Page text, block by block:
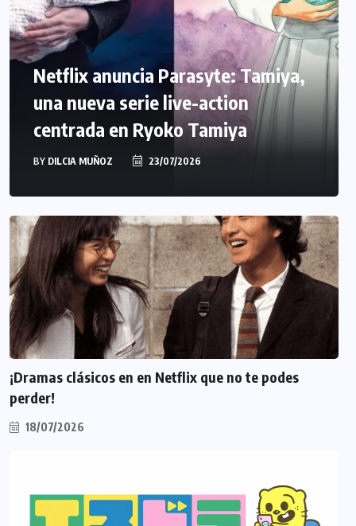
Netflix anuncia Parasyte: Tamiya,
una nueva serie live-action
centrada en Ryoko Tamiya
BY DILCIA MUÑOZ 23/07/2026
¡Dramas clásicos en en Netflix que no te podes
perder!
18/07/2026